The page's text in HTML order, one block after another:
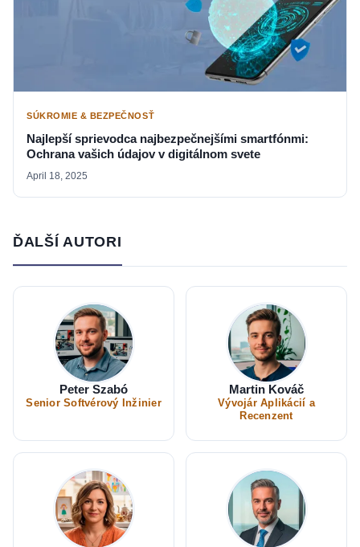
SÚKROMIE & BEZPEČNOSŤ
Najlepší sprievodca najbezpečnejšími smartfónmi:
Ochrana vašich údajov v digitálnom svete
April 18, 2025
ĎALŠÍ AUTORI
Peter Szabó
Senior Softvérový Inžinier
Martin Kováč
Vývojár Aplikácií a
Recenzent